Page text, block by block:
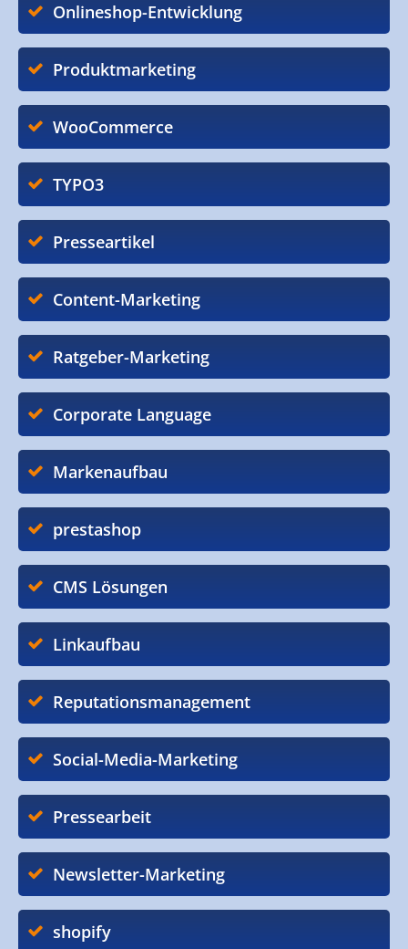
Onlineshop-Entwicklung
Produktmarketing
WooCommerce
TYPO3
Presseartikel
Content-Marketing
Ratgeber-Marketing
Corporate Language
Markenaufbau
prestashop
CMS Lösungen
Linkaufbau
Reputationsmanagement
Social-Media-Marketing
Pressearbeit
Newsletter-Marketing
shopify